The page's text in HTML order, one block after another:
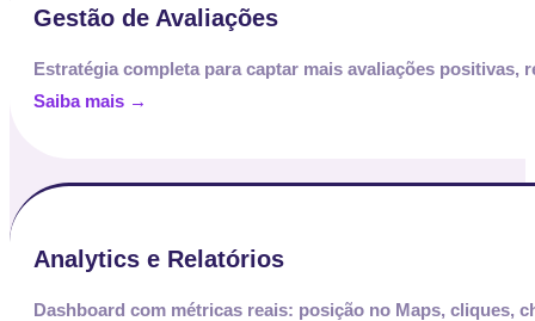
Gestão de Avaliações
Estratégia completa para captar mais avaliações
Saiba mais →
Analytics e Relatórios
Dashboard com métricas reais: posição no Maps, cliques,